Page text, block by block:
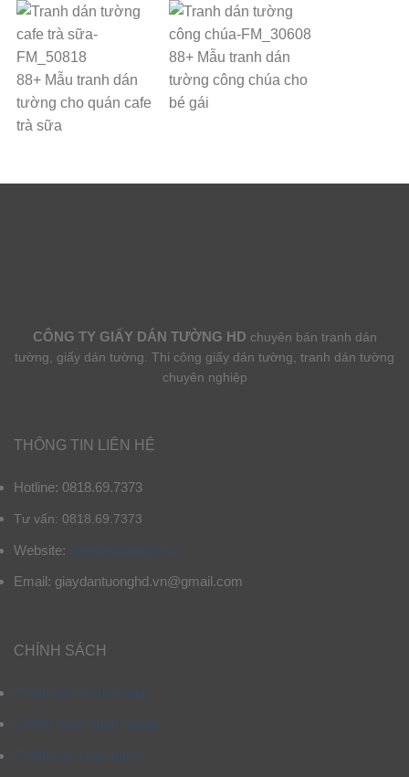
88+ Mẫu tranh dán
tường cho quán cafe
trà sữa
88+ Mẫu tranh dán
tường công chúa cho
bé gái
CÔNG TY GIẤY DÁN TƯỜNG HD chuyên bán tranh dán
tường, giấy dán tường. Thi công giấy dán tường, tranh dán tường
chuyên nghiệp
THÔNG TIN LIÊN HỆ
Hotline: 0818.69.7373
Tư vấn: 0818.69.7373
Website: giaydantuonghd.vn
Email: giaydantuonghd.vn@gmail.com
CHÍNH SÁCH
Chính sách mua hàng
Chính sách giao hàng
Chính sách bảo hành